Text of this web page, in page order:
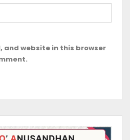
and website in this browser